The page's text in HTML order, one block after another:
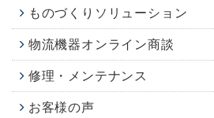
ものづくりソリューション
物流機器オンライン商談
修理・メンテナンス
お客様の声